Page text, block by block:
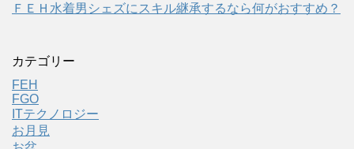
ＦＥＨ水着男シェズにスキル継承するなら何がおすすめ？
カテゴリー
FEH
FGO
ITテクノロジー
お月見